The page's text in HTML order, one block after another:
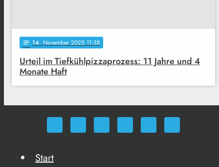
notes 14. November 2025 11:38
Urteil im Tiefkühlpizzaprozess: 11 Jahre und 4
Monate Haft
Start